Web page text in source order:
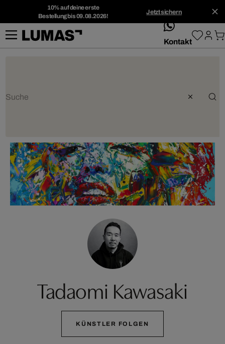
10% auf deine erste
Bestellung bis 09.08.2026!
Jetzt sichern
whatsApp
Kontakt
Tadaomi Kawasaki
KÜNSTLER FOLGEN